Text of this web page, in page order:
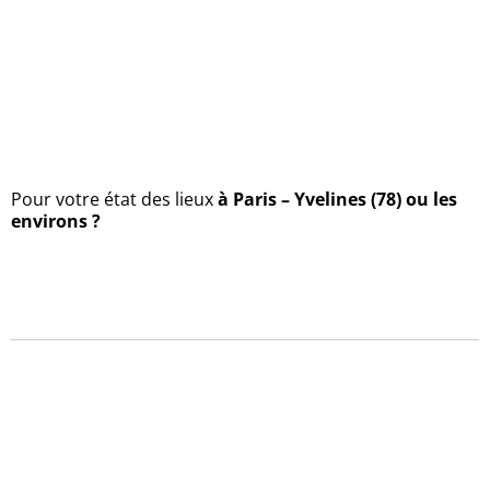
Pour votre état des lieuxà Paris – Yvelines (78) ou les
environs ?